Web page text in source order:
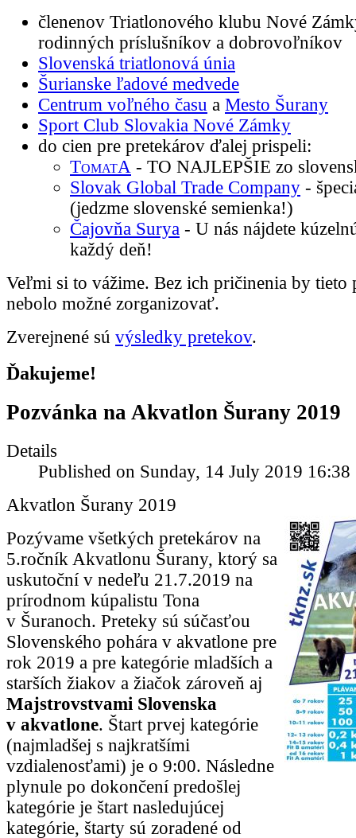
členenov Triatlonového klubu Nové
rodinných príslušníkov a dobrovoľníkov
Slovenská triatlonová únia
Šurianske ľadové medvede
Centrum voľného času a Mesto Šurany
Sport Club Slovakia Nové Zámky
do cien pre pretekárov ďalej prispeli:
TomatA - TO NAJLEPŠIE zo
Slovak Global Trade Company -
(jedzme slovenské semienka!)
Čajovňa Surya - U nás nájdete
každý deň!
Veľmi si to vážime. Bez ich pričinenia by tieto
nebolo možné zorganizovať.
Zverejnené sú výsledky pretekov.
Ďakujeme!
Pozvánka na Akvatlon Šurany 2019
Details
Published on Sunday, 14 July 2019 16:38
Akvatlon Šurany 2019
Pozývame všetkých pretekárov na
5.ročník Akvatlonu Šurany, ktorý sa
uskutoční v nedeľu 21.7.2019 na
prírodnom kúpalistu Tona
v Šuranoch. Preteky sú súčasťou
Slovenského pohára v akvatlone pre
rok 2019 a pre kategórie mladších a
starších žiakov a žiačok zároveň aj
Majstrovstvami Slovenska
v akvatlone. Štart prvej kategórie
(najmladšej s najkratšími
vzdialenosťami) je o 9:00. Následne
plynule po dokončení predošlej
kategórie je štart nasledujúcej
kategórie, štarty sú zoradené od